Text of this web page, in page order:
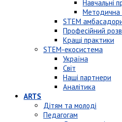
Навчальні
Методична
STEM
Професійний
Кращі практики
STEM-екосистема
Україна
Світ
Наші партнери
Аналітика
ARTS
Дітям та молоді
Педагогам